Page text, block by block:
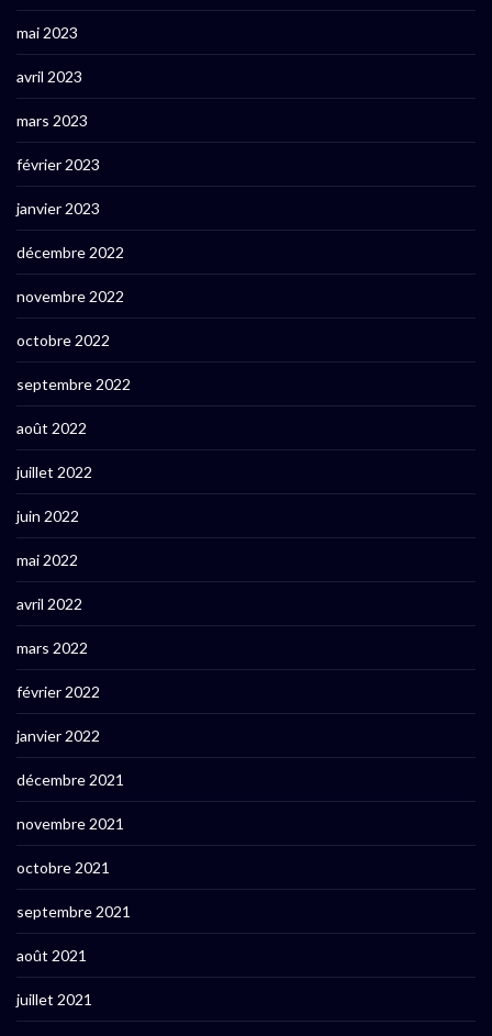
mai 2023
avril 2023
mars 2023
février 2023
janvier 2023
décembre 2022
novembre 2022
octobre 2022
septembre 2022
août 2022
juillet 2022
juin 2022
mai 2022
avril 2022
mars 2022
février 2022
janvier 2022
décembre 2021
novembre 2021
octobre 2021
septembre 2021
août 2021
juillet 2021